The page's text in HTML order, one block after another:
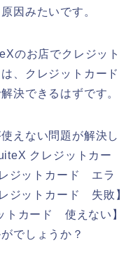
因みたいです。
のお店でクレジット
、クレジットカード
決できるはずです。
えない問題が解決し
クレジットカー
ジットカード エラ
ジットカード 失敗】
トカード 使えない】
でしょうか？